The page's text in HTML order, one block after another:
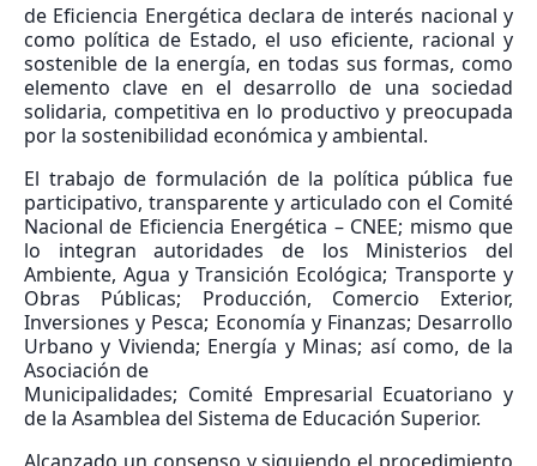
de Eficiencia Energética declara de interés nacional y
como política de Estado, el uso eficiente, racional y
sostenible de la energía, en todas sus formas, como
elemento clave en el desarrollo de una sociedad
solidaria, competitiva en lo productivo y preocupada
por la sostenibilidad económica y ambiental.
El trabajo de formulación de la política pública fue
participativo, transparente y articulado con el Comité
Nacional de Eficiencia Energética – CNEE; mismo que
lo integran autoridades de los Ministerios del
Ambiente, Agua y Transición Ecológica; Transporte y
Obras Públicas; Producción, Comercio Exterior,
Inversiones y Pesca; Economía y Finanzas; Desarrollo
Urbano y Vivienda; Energía y Minas; así como, de la
Asociación de
Municipalidades; Comité Empresarial Ecuatoriano y
de la Asamblea del Sistema de Educación Superior.